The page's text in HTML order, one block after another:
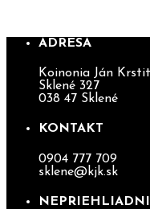
ADRESA
Koinonia Ján
Sklené 327
038 47 Sklené
KONTAKT
0904 777 709
sklene@kjk.sk
NEPRIEHLIADNI